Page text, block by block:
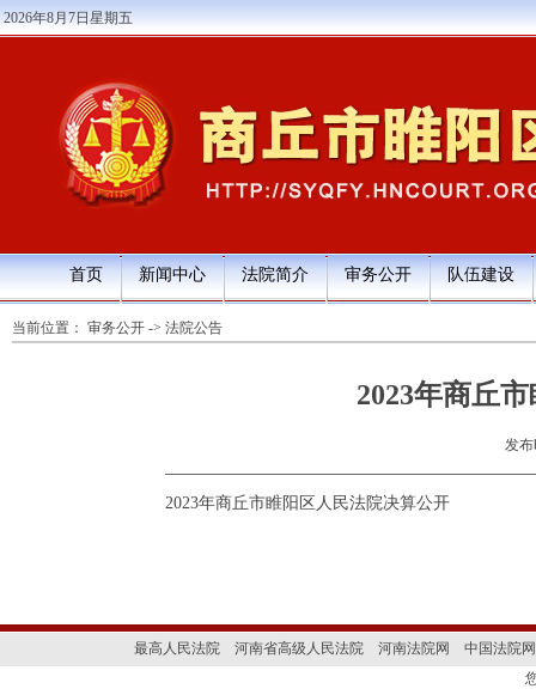
2026年8月7日星期五
首页 新闻中心 法院简介 审务公开 队伍建设
当前位置： 审务公开 -> 法院公告
2023年商丘
发布
2023年商丘市睢阳区人民法院决算公开
最高人民法院 河南省高级人民法院 河南法院网
中国法院网